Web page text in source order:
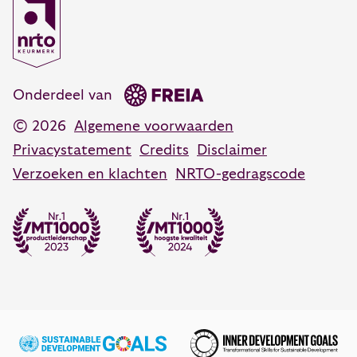
Coaching training
Persoonlijk leiderschap training
Coachen, adviseren en veranderen
Opleidingsadvies
088 55 60 350
© 2026
Algemene voorwaarden
Privacystatement Credits
Disclaimer
Verzoeken en klachten
NRTO-gedragscode
Onderdeel van